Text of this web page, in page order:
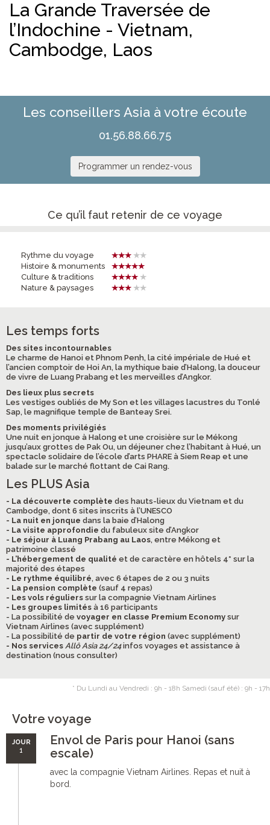
La Grande Traversée de
l’Indochine - Vietnam,
Cambodge, Laos
Les conseillers Asia à votre écoute
01.56.88.66.75
Programmer un rendez-vous
Ce qu’il faut retenir de ce voyage
Rythme du voyage
Histoire & monuments
Culture & traditions
Nature & paysages
Les temps forts
Des sites incontournables
Le charme de Hanoi et Phnom Penh, la cité impériale de Hué et
l’ancien comptoir de Hoi An, la mythique baie d’Halong, la douceur
de vivre de Luang Prabang et les merveilles d’Angkor.
Des lieux plus secrets
Les vestiges oubliés de My Son et les villages lacustres du Tonlé
Sap, le magnifique temple de Banteay Srei.
Des moments privilégiés
Une nuit en jonque à Halong et une croisière sur le Mékong
jusqu’aux grottes de Pak Ou, un déjeuner chez l’habitant à Hué, un
spectacle solidaire de l’école d’arts PHARE à Siem Reap et une
balade sur le marché flottant de Cai Rang.
Les PLUS Asia
- La découverte complète des hauts-lieux du Vietnam et du
Cambodge, dont 6 sites inscrits à l’UNESCO
- La nuit en jonque dans la baie d’Halong
- La visite approfondie du fabuleux site d’Angkor
- Le séjour à Luang Prabang au Laos, entre Mékong et
patrimoine classé
- L’hébergement de qualité et de caractère en hôtels 4* sur la
majorité des étapes
- Le rythme équilibré, avec 6 étapes de 2 ou 3 nuits
- La pension complète (sauf 4 repas)
- Les vols réguliers sur la compagnie Vietnam Airlines
- Les groupes limités à 16 participants
- La possibilité de voyager en classe Premium Economy sur
Vietnam Airlines (avec supplément)
- La possibilité de partir de votre région (avec supplément)
- Nos services Allô Asia 24/24infos voyages et assistance à
destination (nous consulter)
* Du Lundi au Vendredi : 9h - 18h Samedi (sauf été) : 9h - 17h
Votre voyage
JOUR
1
Envol de Paris pour Hanoi (sans
escale)
avec la compagnie Vietnam Airlines. Repas et nuit à
bord.